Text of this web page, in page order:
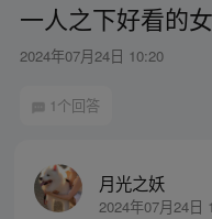
一人之下好看的
2024年07月24日 10:20
1个回答
月光之妖
2024年07月24日